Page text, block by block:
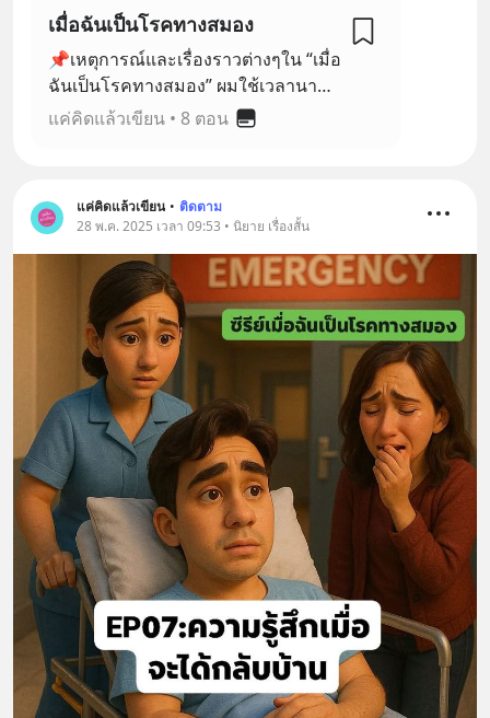
เมื่อฉันเป็นโรคทางสมอง
📌เหตุการณ์และเรื่องราวต่างๆใน “เมื่อ
ฉันเป็นโรคทางสมอง” ผมใช้เวลานาน
อยู่พอสมควรเลย จึงจะสามารถรวบรวม
ละเอียดข้อมูลในสมองก้อนเล็กๆของผม
🧸สุดท้ายผมขอฝากช่องทางผลงาน
เขียนของผม เพื่อฝึกฝนทักษะการเขียน
ส่วนตัวครับ รวมถึงช่องทางที่ผมทำคลิป
วีดีโอในเรื่องเกี่ยวกับคนเป็นสโตรคใน
มุมมองของผมเอง ซึ่งอาจจะช่วยคนที่
เป็นสโตรคหรือผู้ดูแลคนที่เป็น ให้ได้
ประโยชน์หรือกำลังใจได้บ้างครับ 💝
ขอให้ทุกท่านใช้ชีวิตให้มีความสุข
ปราศจากโรคภัยเสมอครับ God Bless
You ✍️เขียนโดย Heavy 📌ฝากช่อง
ทางsocialอื่นๆด้วยครับ📌 😋Tiktok:
heavystrokeman
⏩https://www.tiktok.com/@heavy
strokeman?
is_from_webapp=1&sender_device
=pc 😘Youtube: heavystrokeman
⏩https://youtube.com/@heavydo
แค่คิดแล้วเขียน • 8 ตอน
แค่คิดแล้วเขียน • ติดตาม
28 พ.ค. 2025 เวลา 09:53 • นิยาย เรื่องสั้น